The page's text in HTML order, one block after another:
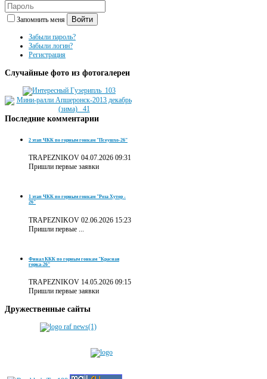
Запомнить меня Войти
Забыли пароль?
Забыли логин?
Регистрация
Случайные фото из фотогалереи
Последние комментарии
2 этап ЧКК по горным гонкам "Псеушхо-26"
TRAPEZNIKOV 04.07.2026 09:31
Пришли первые заявки
1 этап ЧКК по горным гонкам "Роза Хутор -
26"
TRAPEZNIKOV 02.06.2026 15:23
Пришли первые ...
Финал ККК по горным гонкам "Красная
горка-26"
TRAPEZNIKOV 14.05.2026 09:15
Пришли первые заявки
Дружественные сайты